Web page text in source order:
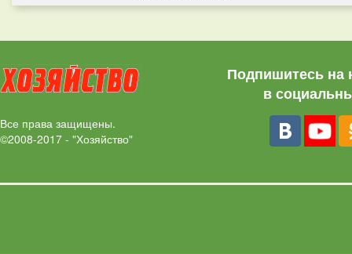
Все права защищены.
©2008-2017 - "Хозяйство"
Подпишитесь на
в